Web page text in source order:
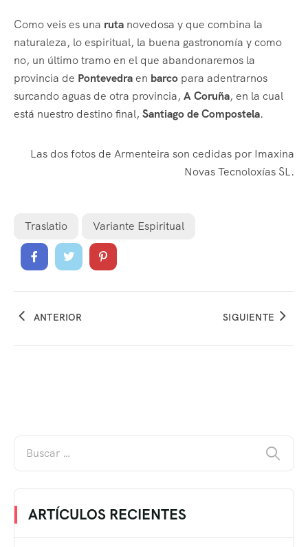
Como veis es una ruta novedosa y que combina la
naturaleza, lo espiritual, la buena gastronomía y como
no, un último tramo en el que abandonaremos la
provincia de Pontevedraen barco para adentrarnos
surcando aguas de otra provincia, A Coruña, en la cual
está nuestro destino final, Santiago de Compostela.
Las dos fotos de Armenteira son cedidas por Imaxina
Novas Tecnoloxías SL.
Traslatio Variante Espiritual
ANTERIOR SIGUIENTE
ARTÍCULOS RECIENTES